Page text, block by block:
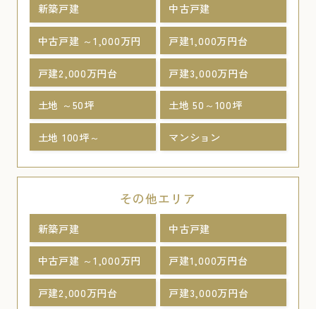
新築戸建 中古戸建
中古戸建 ～1,000万円 戸建1,000万円台
戸建2,000万円台 戸建3,000万円台
土地 ～50坪 土地 50～100坪
土地 100坪～ マンション
その他エリア
新築戸建 中古戸建
中古戸建 ～1,000万円 戸建1,000万円台
戸建2,000万円台 戸建3,000万円台